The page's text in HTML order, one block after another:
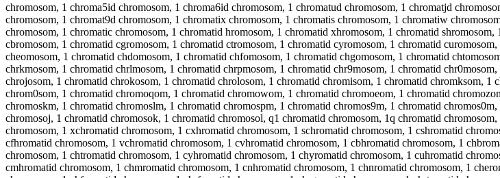
chromosom, 1 chroma5id chromosom, 1 chroma6id chromosom, 1 chromatud chromosom, 1 chromatjd
chromosom, 1 chromat9d chromosom, 1 chromatix chromosom, 1 chromatis chromosom, 1 chromatiw
chromosom, 1 chromatic chromosom, 1 chromatid hromosom, 1 chromatid xhromosom, 1 chromatid
cbromosom, 1 chromatid cgromosom, 1 chromatid ctromosom, 1 chromatid cyromosom, 1 chromatid
cheomosom, 1 chromatid chdomosom, 1 chromatid chfomosom, 1 chromatid chgomosom, 1 chromatid
chrkmosom, 1 chromatid chrlmosom, 1 chromatid chrpmosom, 1 chromatid chr9mosom, 1 chromatid
chrojosom, 1 chromatid chrokosom, 1 chromatid chrolosom, 1 chromatid chromisom, 1 chromatid chromksom,
chrom0som, 1 chromatid chromoqom, 1 chromatid chromowom, 1 chromatid chromoeom, 1 chromatid
chromoskm, 1 chromatid chromoslm, 1 chromatid chromospm, 1 chromatid chromos9m, 1 chromatid
chromosoj, 1 chromatid chromosok, 1 chromatid chromosol, q1 chromatid chromosom, 1q chromatid
chromosom, 1 xchromatid chromosom, 1 cxhromatid chromosom, 1 schromatid chromosom, 1 cshromatid
cfhromatid chromosom, 1 vchromatid chromosom, 1 cvhromatid chromosom, 1 cbhromatid chromosom, 1
chromosom, 1 chtromatid chromosom, 1 cyhromatid chromosom, 1 chyromatid chromosom, 1 cuhromatid
cmhromatid chromosom, 1 chmromatid chromosom, 1 cnhromatid chromosom, 1 chnromatid chromosom, 1